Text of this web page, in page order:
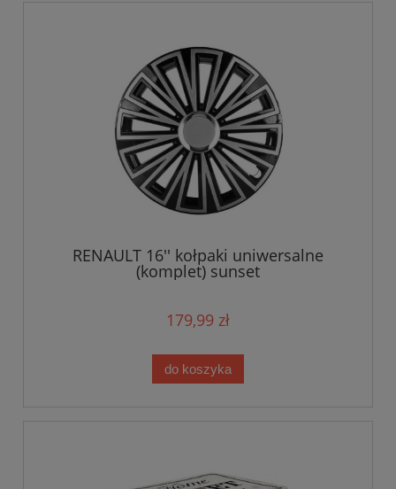
RENAULT 16'' kołpaki uniwersalne
(komplet) sunset
179,99 zł
do koszyka